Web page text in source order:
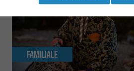
Familiale